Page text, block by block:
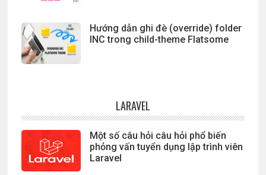
Hướng dẫn ghi đè (override) folder
INC trong child-theme Flatsome
LARAVEL
Một số câu hỏi câu hỏi phổ biến
phỏng vấn tuyển dụng lập trình viên
Laravel